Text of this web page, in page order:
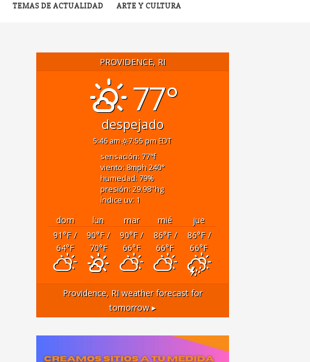
TEMAS DE ACTUALIDAD ARTE Y CULTURA
PROVIDENCE, RI
77°
despejado
5:46 am 7:55 pm EDT
sensación: 77°f
viento: 8mph240°
humedad: 79%
presión: 29.98"hg
índice uv: 1
dom lun mar mié
jue
91°F/
64°F
90°F/
70°F
90°F/
66°F
86°F/
66°F
86°F/
66°F
Providence, RIweather forecast for
tomorrow ▸